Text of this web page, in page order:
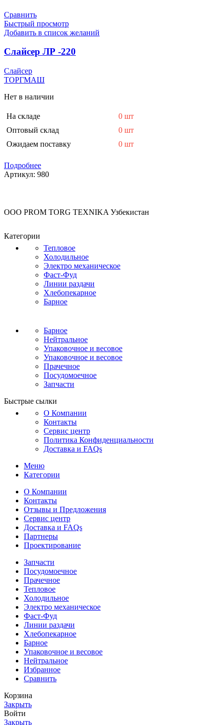
Сравнить
Быстрый просмотр
Добавить в список желаний
Слайсер ЛР -220
Слайсер
ТОРГМАШ
Нет в наличии
На складе
0 шт
Оптовый склад
0 шт
Ожидаем поставку
0 шт
Подробнее
Артикул: 980
OOO PROM TORG TEXNIKA Узбекистан
Категории
Тепловое
Холодильное
Электро механическое
Фаст-Фуд
Линии раздачи
Хлебопекарное
Барное
Барное
Нейтральное
Упаковочное и весовое
Упаковочное и весовое
Прачечное
Посудомоечное
Запчасти
Быстрые сылки
О Компании
Контакты
Сервис центр
Политика Конфиденциальности
Доставка и FAQs
Меню
Категории
О Компании
Контакты
Отзывы и Предложения
Сервис центр
Доставка и FAQs
Партнеры
Проектирование
Запчасти
Посудомоечное
Прачечное
Тепловое
Холодильное
Электро механическое
Фаст-Фуд
Линии раздачи
Хлебопекарное
Барное
Упаковочное и весовое
Нейтральное
Избранное
Сравнить
Корзина
Закрыть
Войти
Закрыть